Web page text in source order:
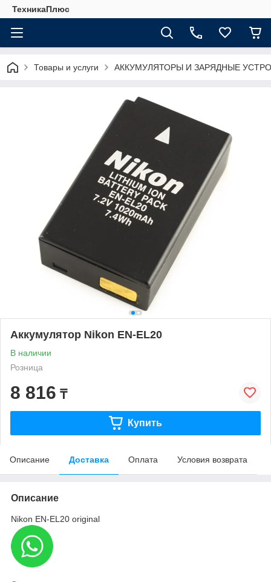
ТехникаПлюс
Товары и услуги АККУМУЛЯТОРЫ И ЗАРЯДНЫЕ
Аккумулятор Nikon EN-EL20
В наличии
Розница
8 816 ₸
Купить
Описание Доставка Оплата Условия возврата
Описание
Nikon EN-EL20 original